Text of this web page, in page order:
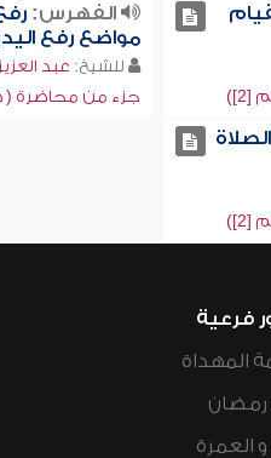
الفهرس:
مواضع رفع
للشيخ: عبد
جزء من محاضرة (
فرعية
المهداة
رمضان
العمرة